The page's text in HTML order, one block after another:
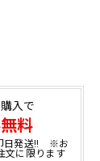
入で
料
日発送!! ※お
文に限ります